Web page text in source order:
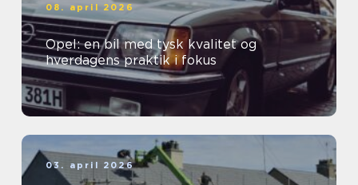
08. april 2026
Opel: en bil med tysk kvalitet og
hverdagens praktik i fokus
03. april 2026